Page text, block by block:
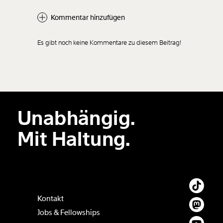
Kommentar hinzufügen
Der Inhalt dieses Feldes wird nicht öffentlich zugänglich angezeigt.
Es gibt noch keine Kommentare zu diesem Beitrag!
Unabhängig.
Mit Haltung.
Kontakt
Jobs & Fellowships